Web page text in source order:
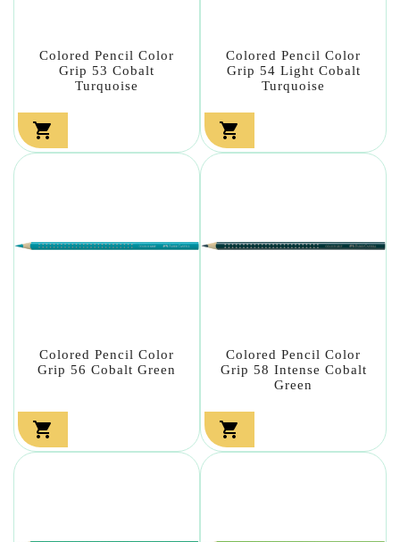
Colored Pencil Color
Grip 53 Cobalt
Turquoise

Colored Pencil Color
Grip 54 Light Cobalt
Turquoise

Colored Pencil Color
Grip 56 Cobalt Green

Colored Pencil Color
Grip 58 Intense Cobalt
Green
